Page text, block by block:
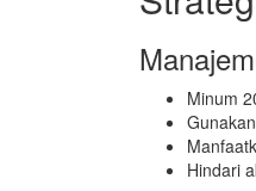
Minum
Hindari